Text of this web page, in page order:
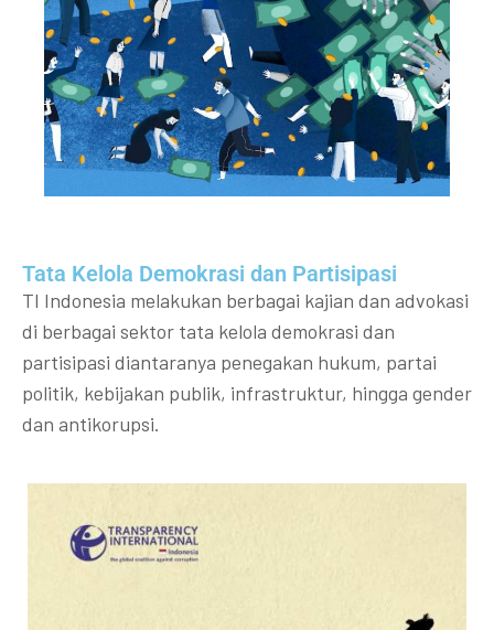
Tata Kelola Demokrasi dan Partisipasi​
TI Indonesia melakukan berbagai kajian dan advokasi
di berbagai sektor tata kelola demokrasi dan
partisipasi diantaranya penegakan hukum, partai
politik, kebijakan publik, infrastruktur, hingga gender
dan antikorupsi.